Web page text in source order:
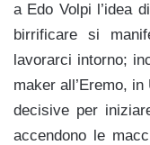
a Edo Volpi l’idea
birrificare si
lavorarci intorno;
maker all’Eremo,
decisive per
accendono le